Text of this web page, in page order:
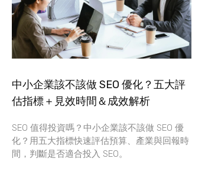
中小企業該不該做 SEO 優化？五大評
估指標＋見效時間＆成效解析
SEO 值得投資嗎？中小企業該不該做 SEO 優
化？用五大指標快速評估預算、產業與回報時
間，判斷是否適合投入 SEO。